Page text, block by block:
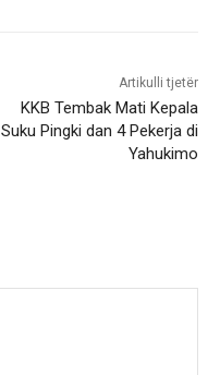
Artikulli tjetër
KKB Tembak Mati Kepala
Suku Pingki dan 4 Pekerja di
Yahukimo